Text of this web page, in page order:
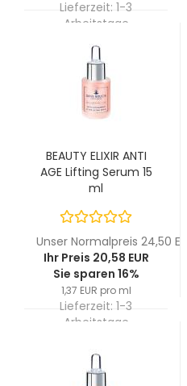
Lieferzeit: 1-3
Arbeitstage
BEAUTY ELIXIR ANTI
AGE Lifting Serum 15
ml
Unser Normalpreis 24,50 EUR
Ihr Preis 20,58 EUR
Sie sparen 16%
1,37 EUR pro ml
Lieferzeit: 1-3
Arbeitstage